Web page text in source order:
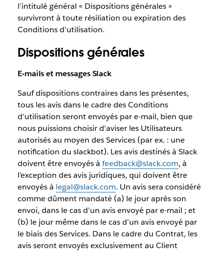
l’intitulé général « Dispositions générales »
survivront à toute résiliation ou expiration des
Conditions d’utilisation.
Dispositions générales
E-mails et messages Slack
Sauf dispositions contraires dans les présentes,
tous les avis dans le cadre des Conditions
d’utilisation seront envoyés par e-mail, bien que
nous puissions choisir d’aviser les Utilisateurs
autorisés au moyen des Services (par ex. : une
notification du slackbot). Les avis destinés à Slack
doivent être envoyés à feedback@slack.com, à
l’exception des avis juridiques, qui doivent être
envoyés à legal@slack.com. Un avis sera considéré
comme dûment mandaté (a) le jour après son
envoi, dans le cas d’un avis envoyé par e-mail ; et
(b) le jour même dans le cas d’un avis envoyé par
le biais des Services. Dans le cadre du Contrat, les
avis seront envoyés exclusivement au Client